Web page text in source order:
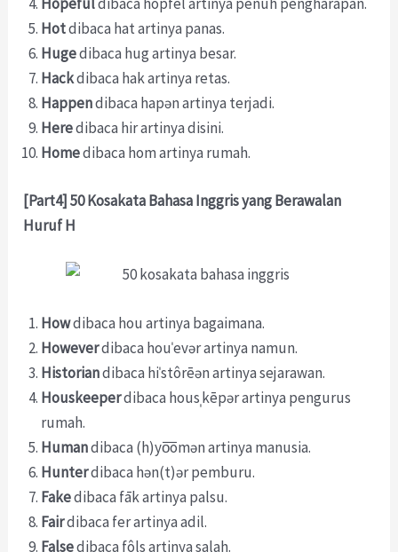
Hotdibaca hat artinya panas.
Hugedibaca hug artinya besar.
Hackdibaca hak artinya retas.
Happendibaca hapən artinya terjadi.
Heredibaca hir artinya disini.
Homedibaca hom artinya rumah.
[Part4] 50 Kosakata Bahasa Inggris yang Berawalan
Huruf H
Howdibaca hou artinya bagaimana.
Howeverdibaca houˈevər artinya namun.
Historiandibaca hiˈstôrēən artinya sejarawan.
Houskeeperdibaca housˌkēpər artinya pengurus
rumah.
Humandibaca (h)yo͞omən artinya manusia.
Hunterdibaca hən(t)ər pemburu.
Fakedibaca fāk artinya palsu.
Fairdibaca fer artinya adil.
Falsedibaca fôls artinya salah.